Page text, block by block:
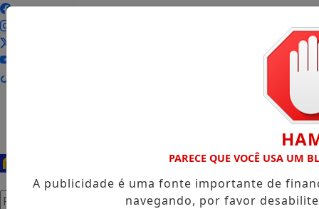
Pesquisar Notícia
PARECE QUE VOCÊ USA UM
A publicidade é uma fonte importante de
navegando, por favor